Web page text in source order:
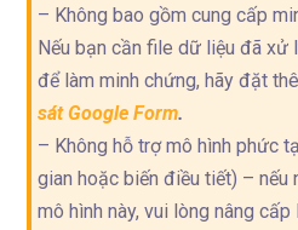
– Không bao gồm cung cấp
Nếu bạn cần file dữ liệu đã
để làm minh chứng, hãy đặt
sát Google Form.
– Không hỗ trợ mô hình phức
gian hoặc biến điều tiết) – nếu
mô hình này, vui lòng nâng